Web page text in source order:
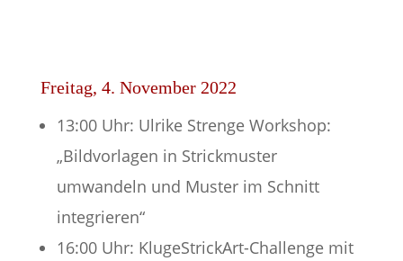
Freitag, 4. November 2022
13:00 Uhr: Ulrike Strenge Workshop:
„Bildvorlagen in Strickmuster
umwandeln und Muster im Schnitt
integrieren“
16:00 Uhr: KlugeStrickArt-Challenge mit